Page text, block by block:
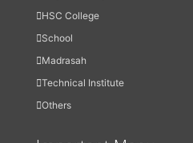
HSC College
School
Madrasah
Technical Institute
Others